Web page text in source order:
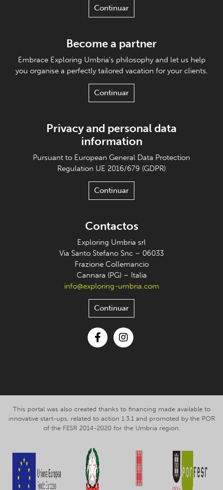
Continuar
Become a partner
Embrace Exploring Umbria's philosophy and let us help
you organise a perfectly tailored vacation for your clients.
Continuar
Privacy and personal data
information
Pursuant to European General Data Protection
Regulation UE 2016/679 (GDPR)
Continuar
Contactos
Exploring Umbria srl
Via Santo Stefano Snc – 06033
Frazione Collemancio
Cannara (PG) – Italia
info@exploring-umbria.com
Continuar
This portal was also created thanks to financing made available to
innovative start-ups, related to action 1.3.1 and promoted by the POR
of the FESR 2014-2020 for the Umbria region.